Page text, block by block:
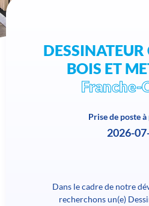
BOIS ET
Franche-
Prise de poste
2026-
Dans le cadre de notre
recherchons un(e)